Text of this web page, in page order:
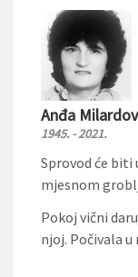
Anđa
1945. - 2021.
Sprovod će biti
mjesnom
Pokoj vični
njoj. Počivala u